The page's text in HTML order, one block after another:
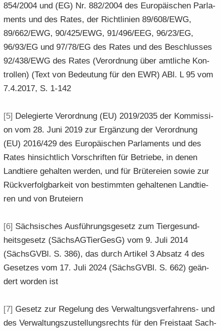
854/2004 und (EG) Nr. 882/2004 des Eu­ro­päi­schen Par­la­
ments und des Rates, der Richt­li­ni­en 89/608/EWG,
89/662/EWG, 90/425/EWG, 91/496/EEG, 96/23/EG,
96/93/EG und 97/78/EG des Rates und des Be­schlus­ses
92/438/EWG des Rates (Ver­ord­nung über amt­li­che Kon­
trol­len) (Text von Be­deu­tung für den EWR) ABl. L 95 vom
7.4.2017, S. 1-142
[5] De­le­gier­te Ver­ord­nung (EU) 2019/2035 der Kom­mis­si­
on vom 28. Juni 2019 zur Er­gän­zung der Ver­ord­nung
(EU) 2016/429 des Eu­ro­päi­schen Par­la­ments und des
Rates hin­sicht­lich Vor­schrif­ten für Be­trie­be, in denen
Land­tie­re ge­hal­ten wer­den, und für Brü­terei­en sowie zur
Rück­ver­folg­bar­keit von be­stimm­ten ge­hal­te­nen Land­tie­
ren und von Brut­ei­ern
[6] Säch­si­sches Aus­füh­rungs­ge­setz zum Tier­ge­sund­
heits­ge­setz (Säch­s­AG­Tier­GesG) vom 9. Juli 2014
(Sächs­GVBl. S. 386), das durch Ar­ti­kel 3 Ab­satz 4 des
Ge­set­zes vom 17. Juli 2024 (Sächs­GVBl. S. 662) ge­än­
dert wor­den ist
[7] Ge­setz zur Re­ge­lung des Verwaltungsverfahrens-​ und
des Ver­wal­tungs­zu­stel­lungs­rechts für den Frei­staat Sach­